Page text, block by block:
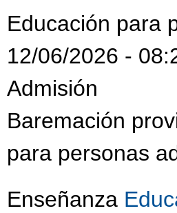
Educación para
12/06/2026 -
Admisión
Baremación
para personas
Enseñanza